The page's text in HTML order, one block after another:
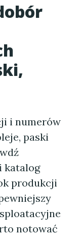
i numerów
paski
katalog
produkcji
notować